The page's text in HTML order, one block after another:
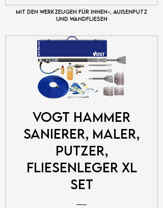
Mit den Werkzeugen für Innen-, Außenputz
und Wandfliesen
VOGT Hammer
Sanierer, Maler,
Putzer,
Fliesenleger XL
Set